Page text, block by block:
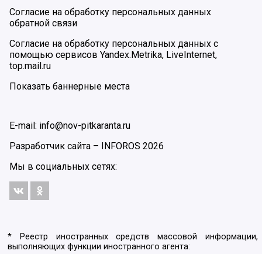
Согласие на обработку персональных данных
обратной связи
Согласие на обработку персональных данных с
помощью сервисов Yandex.Metrika, LiveInternet,
top.mail.ru
Показать баннерные места
E-mail: info@nov-pitkaranta.ru
Разработчик сайта –
INFOROS 2026
Мы в социальных сетях:
* Реестр иностранных средств массовой информации,
выполняющих функции иностранного агента: